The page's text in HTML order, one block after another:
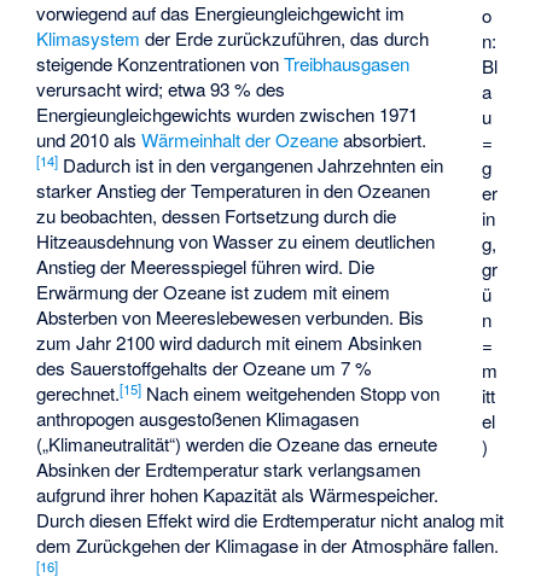
o
n:
Bl
a
u
=
g
er
in
g,
gr
ü
n
=
m
itt
el
)
vorwiegend auf das Energieungleichgewicht im
Klimasystem der Erde zurückzuführen, das durch
steigende Konzentrationen vonTreibhausgasen
verursacht wird; etwa 93 % des
Energieungleichgewichts wurden zwischen 1971
und 2010 alsWärmeinhalt der Ozeaneabsorbiert.
[14] Dadurch ist in den vergangenen Jahrzehnten ein
starker Anstieg der Temperaturen in den Ozeanen
zu beobachten, dessen Fortsetzung durch die
Hitzeausdehnung von Wasser zu einem deutlichen
Anstieg der Meeresspiegel führen wird. Die
Erwärmung der Ozeane ist zudem mit einem
Absterben von Meereslebewesen verbunden. Bis
zum Jahr 2100 wird dadurch mit einem Absinken
des Sauerstoffgehalts der Ozeane um 7 %
gerechnet.[15] Nach einem weitgehenden Stopp von
anthropogen ausgestoßenen Klimagasen
(„Klimaneutralität“) werden die Ozeane das erneute
Absinken der Erdtemperatur stark verlangsamen
aufgrund ihrer hohen Kapazität als Wärmespeicher.
Durch diesen Effekt wird die Erdtemperatur nicht analog mit
dem Zurückgehen der Klimagase in der Atmosphäre fallen.
[16]